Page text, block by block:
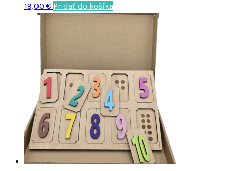
19,00 € Pridať do košíka